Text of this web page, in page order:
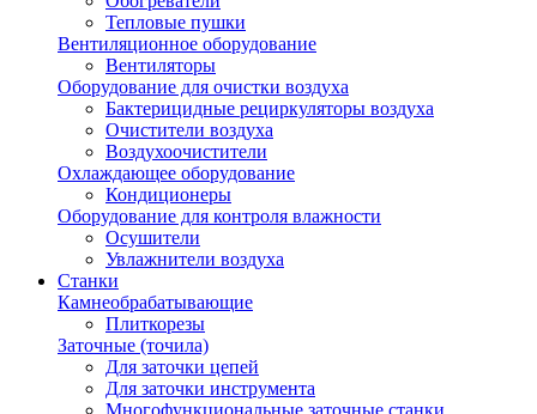
Тепловые пушки
Вентиляционное оборудование
Вентиляторы
Оборудование для очистки воздуха
Бактерицидные рециркуляторы воздуха
Очистители воздуха
Воздухоочистители
Охлаждающее оборудование
Кондиционеры
Оборудование для контроля влажности
Осушители
Увлажнители воздуха
Станки
Камнеобрабатывающие
Плиткорезы
Заточные (точила)
Для заточки цепей
Для заточки инструмента
Многофункциональные заточные станки